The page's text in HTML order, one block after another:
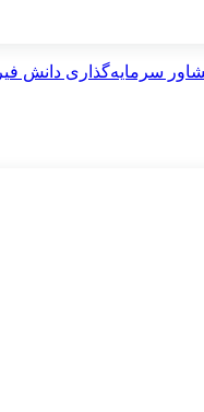
سرمایه‌گذاری دانش